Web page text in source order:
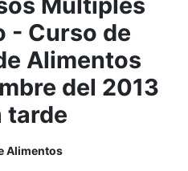
- Curso de
Alimentos
del 2013
tarde
Alimentos